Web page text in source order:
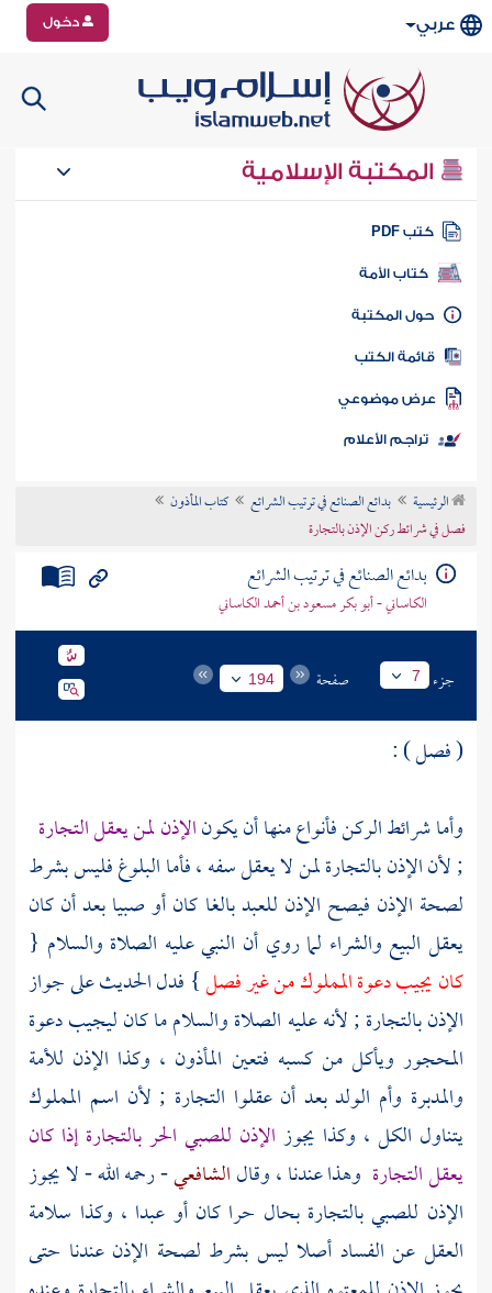
عربي دخول
المكتبة الإسلامية
كتب PDF
كتاب الأمة
المكتبة
الكتب
موضوعي
تراجم الأعلام
الرئيسية بدائع الصنائع في ترتيب الشرائع
كتاب المأذون
فصل في شرائط ركن الإذن بالتجارة
بدائع الصنائع في ترتيب الشرائع
الكاساني - أبو بكر مسعود بن أحمد الكاساني
جزء 7 صفحة 194
( فصل ) :
وأما شرائط الركن فأنواع منها أن يكونالإذن لمن يعقل التجارة
; لأن الإذن بالتجارة لمن لا يعقل سفه ، فأما البلوغ فليس بشرط
لصحة الإذن فيصح الإذن للعبد بالغا كان أو صبيا بعد أن كان
يعقل البيع والشراء لما روي أن النبي عليه الصلاة والسلام {
كان يجيب دعوة المملوك من غير فصل} فدل الحديث على جواز
الإذن بالتجارة ; لأنه عليه الصلاة والسلام ما كان ليجيب دعوة
المحجور ويأكل من كسبه فتعين المأذون ، وكذا الإذن للأمة
والمدبرة وأم الولد بعد أن عقلوا التجارة ; لأن اسم المملوك
يتناول الكل ، وكذا يجوز الإذن للصبي الحر بالتجارة إذا كان
يعقل التجارة وهذا عندنا ، وقالالشافعي- رحمه الله - لا يجوز
الإذن للصبي بالتجارة بحال حرا كان أو عبدا ، وكذا سلامة
العقل عن الفساد أصلا ليس بشرط لصحة الإذن عندنا حتى